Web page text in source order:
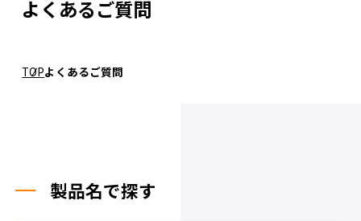
よくあるご質問
TOPよくあるご質問
製品名で探す